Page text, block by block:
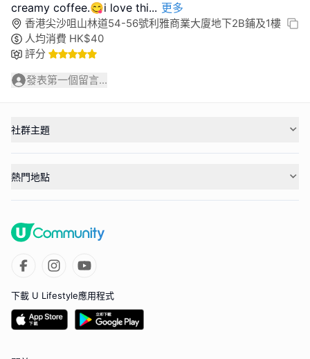
creamy coffee.😋i love thi... 更多
香港尖沙咀山林道54-56號利雅商業大廈地下2B鋪及1樓
人均消費 HK$40
評分
發表第一個留言...
社群主題
熱門地點
下載 U Lifestyle應用程式